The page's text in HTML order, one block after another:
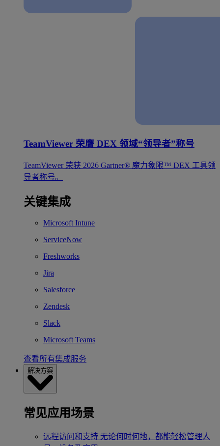
TeamViewer 荣膺 DEX 领域“领导者”称号
TeamViewer 荣获 2026 Gartner® 魔力象限™ DEX 工具领
导者称号。
关键集成
Microsoft Intune
ServiceNow
Freshworks
Jira
Salesforce
Zendesk
Slack
Microsoft Teams
查看所有集成服务
解决方案
常见应用场景
远程访问和支持 无论何时何地，都能轻松管理人